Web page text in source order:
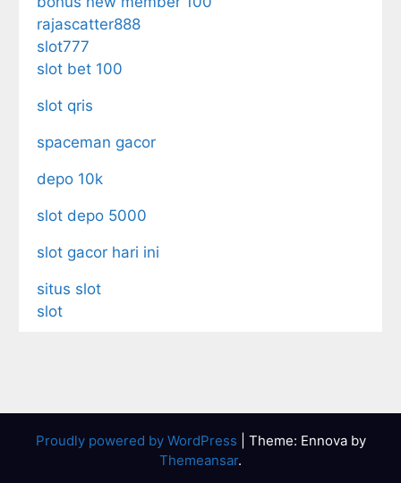
rajascatter888
slot777
slot bet 100
slot qris
spaceman gacor
depo 10k
slot depo 5000
slot gacor hari ini
situs slot
slot
Proudly powered by WordPress
Theme: Ennova by
Themeansar.